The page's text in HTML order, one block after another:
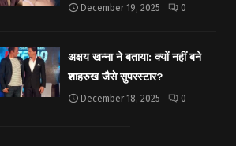
December 19, 2025 0
अक्षय खन्ना ने बताया: क्यों नहीं बने
शाहरुख जैसे सुपरस्टार?
December 18, 2025 0